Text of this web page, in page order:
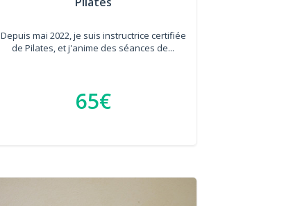
Depuis mai 2022, je suis instructrice certifiée
de Pilates, et j'anime des séances de...
65€